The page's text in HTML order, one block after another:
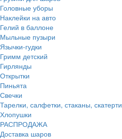
Головные уборы
Наклейки на авто
Гелий в баллоне
Мыльные пузыри
Язычки-гудки
Гримм детский
Гирлянды
Открытки
Пиньята
Свечки
Тарелки, салфетки, стаканы, скатерти
Хлопушки
РАСПРОДАЖА
Доставка шаров